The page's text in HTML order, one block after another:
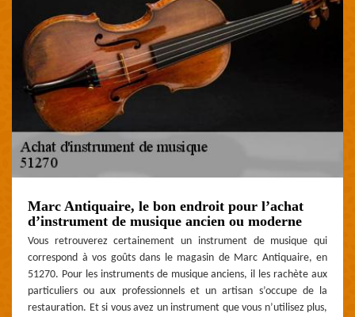
Marc Antiquaire, le bon endroit pour l’achat
d’instrument de musique ancien ou moderne
Vous retrouverez certainement un instrument de musique qui
correspond à vos goûts dans le magasin de Marc Antiquaire, en
51270. Pour les instruments de musique anciens, il les rachète aux
particuliers ou aux professionnels et un artisan s’occupe de la
restauration. Et si vous avez un instrument que vous n’utilisez plus,